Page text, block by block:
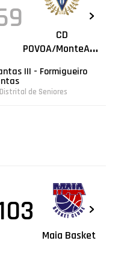
CD
POVOA/MonteAdriano
III - Formigueiro
de Seniores
Maia Basket